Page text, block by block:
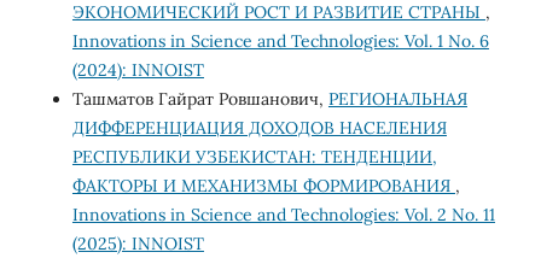
ЭКОНОМИЧЕСКИЙ РОСТ И РАЗВИТИЕ СТРАНЫ ,
Innovations in Science and Technologies: Vol. 1 No. 6
(2024): INNOIST
Ташматов Гайрат Ровшанович, РЕГИОНАЛЬНАЯ
ДИФФЕРЕНЦИАЦИЯ ДОХОДОВ НАСЕЛЕНИЯ
РЕСПУБЛИКИ УЗБЕКИСТАН: ТЕНДЕНЦИИ,
ФАКТОРЫ И МЕХАНИЗМЫ ФОРМИРОВАНИЯ ,
Innovations in Science and Technologies: Vol. 2 No. 11
(2025): INNOIST